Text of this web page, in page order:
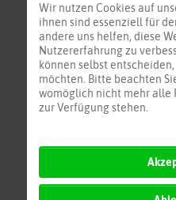
Österreich
Schweiz
Alpenraum
Frankreich
BeNeLux
Europa Nord
Europa Süd
Wir nutzen Cookies auf
ihnen sind essenziell für
andere uns helfen, diese
Nutzererfahrung zu
können selbst
möchten. Bitte beachten
womöglich nicht mehr alle
zur Verfügung stehen.